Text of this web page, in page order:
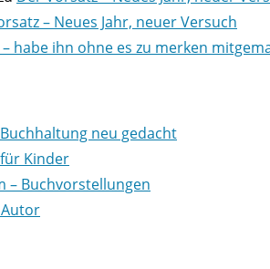
– Neues Jahr, neuer Versuch
habe ihn ohne es zu merken
neu gedacht
Kinder
– Buchvorstellungen